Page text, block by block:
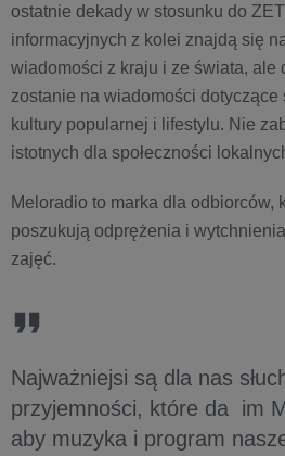
ostatnie dekady w stosunku do
informacyjnych z kolei znajdą się
wiadomości z kraju i ze świata, ale
zostanie na wiadomości dotyczące
kultury popularnej i lifestylu. Nie
istotnych dla społeczności
Meloradio to marka dla odbiorców,
poszukują odprężenia i
zajęć.
Najważniejsi są dla nas
przyjemności, które da im
aby muzyka i program